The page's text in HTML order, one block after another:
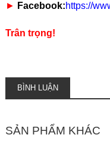
► Facebook:https://
Trân trọng!
BÌNH LUẬN
SẢN PHẨM KHÁC